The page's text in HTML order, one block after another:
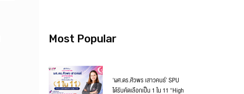
Most Popular
‘ผศ.ดร.ศิวพร เสาวคนธ์’ SPU
ได้รับคัดเลือกเป็น 1 ใน 11 “High